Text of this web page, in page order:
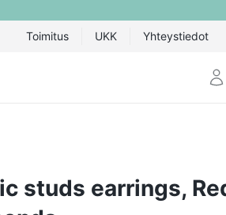
Toimitus UKK Yhteystiedot
studs earrings,